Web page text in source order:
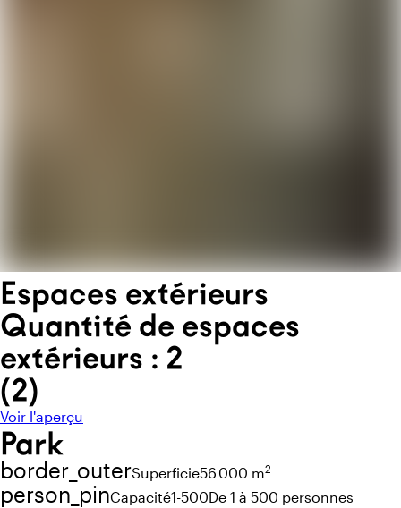
Espaces extérieurs
Quantité de espaces
extérieurs : 2
(2)
Voir l'aperçu
Park
border_outerSuperficie56 000 m2
person_pinCapacité1-500De 1 à 500 personnes